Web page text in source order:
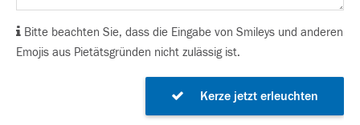
Bitte beachten Sie, dass die Eingabe von Smileys und anderen
Emojis aus Pietätsgründen nicht zulässig ist.
Kerze jetzt erleuchten